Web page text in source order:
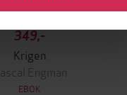
349,-
Krigen
Engman
EBOK